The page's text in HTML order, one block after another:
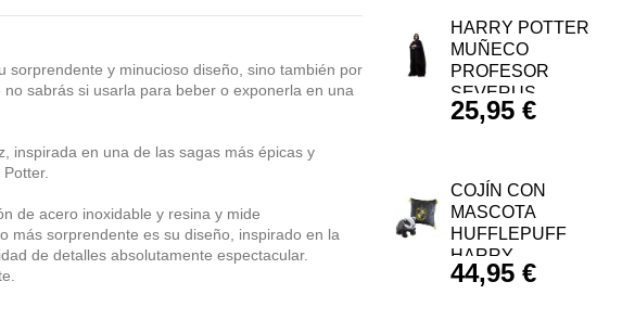
sorprendente y minucioso diseño, sino también por
sabrás si usarla para beber o exponerla en una
inspirada en una de las sagas más épicas y
de acero inoxidable y resina y mide
más sorprendente es su diseño, inspirado en la
de detalles absolutamente espectacular.
HARRY POTTER
MUÑECO
PROFESOR
SEVERUS...
25,95 €
COJÍN CON
MASCOTA
HUFFLEPUFF
HARRY...
44,95 €